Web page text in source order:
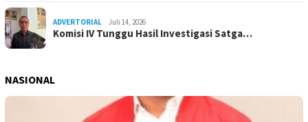
ADVERTORIAL Juli 14, 2026
Komisi IV Tunggu Hasil Investigasi Satga…
NASIONAL